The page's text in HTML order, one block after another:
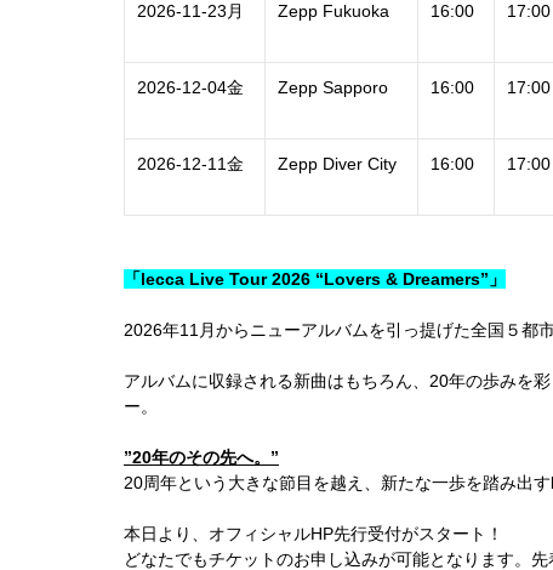
2026-11-23月 Zepp Fukuoka 16:00 17:00
2026-12-04金 Zepp Sapporo 16:00 17:00
2026-12-11金 Zepp Diver City 16:00 17:00
「lecca Live Tour 2026 “Lovers & Dreamers”」
2026年11月からニューアルバムを引っ提げた全国５都
アルバムに収録される新曲はもちろん、20年の歩みを
ー。
”20年のその先へ。”
20周年という大きな節目を越え、新たな一歩を踏み出
本日より、オフィシャルHP先行受付がスタート！
どなたでもチケットのお申し込みが可能となります。